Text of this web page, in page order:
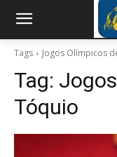
Tags Jogos Olímpicos
Tag:
Tóquio